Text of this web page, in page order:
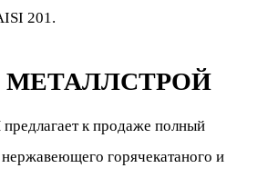
201.
МЕТАЛЛСТРОЙ
к продаже полный
горячекатаного и